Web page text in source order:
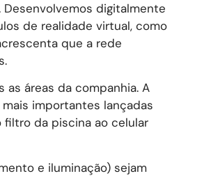
digitalmente
de realidade virtual, como
que a rede
áreas da companhia. A
importantes lançadas
da piscina ao celular
e iluminação) sejam